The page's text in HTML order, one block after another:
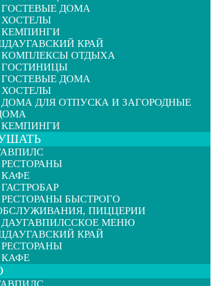
ГОСТЕВЫЕ ДОМА
ХОСТЕЛЫ
КЕМПИНГИ
КРАЙ
КОМПЛЕКСЫ ОТДЫХА
ГОСТИНИЦЫ
ГОСТЕВЫЕ ДОМА
ХОСТЕЛЫ
ДОМА ДЛЯ ОТПУСКА И ЗАГОРОДНЫЕ
КЕМПИНГИ
РЕСТОРАНЫ
КАФЕ
ГАСТРОБАР
РЕСТОРАНЫ БЫСТРОГО
ПИЦЦЕРИИ
ДАУГАВПИЛССКОЕ МЕНЮ
КРАЙ
РЕСТОРАНЫ
КАФЕ